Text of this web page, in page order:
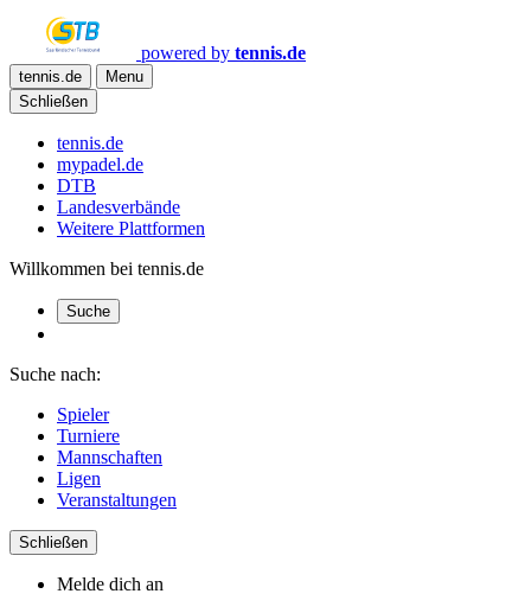
powered by tennis.de
tennis.de
Menu
Schließen
tennis.de
mypadel.de
DTB
Landesverbände
Weitere Plattformen
Willkommen bei tennis.de
Suche
Suche nach:
Spieler
Turniere
Mannschaften
Ligen
Veranstaltungen
Schließen
Melde dich an